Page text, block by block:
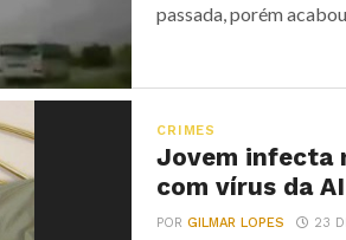
passada, porém
CRIMES
Jovem infecta
com vírus da
PORGILMAR LOPES 23